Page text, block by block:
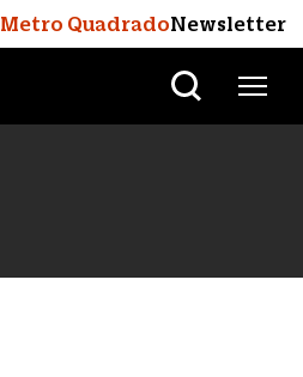
Metro QuadradoNewsletter